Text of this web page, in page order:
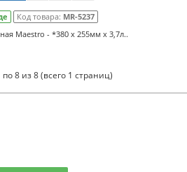
Код товара: MR-5237
Maestro - *380 x 255мм x 3,7л..
8 из 8 (всего 1 страниц)